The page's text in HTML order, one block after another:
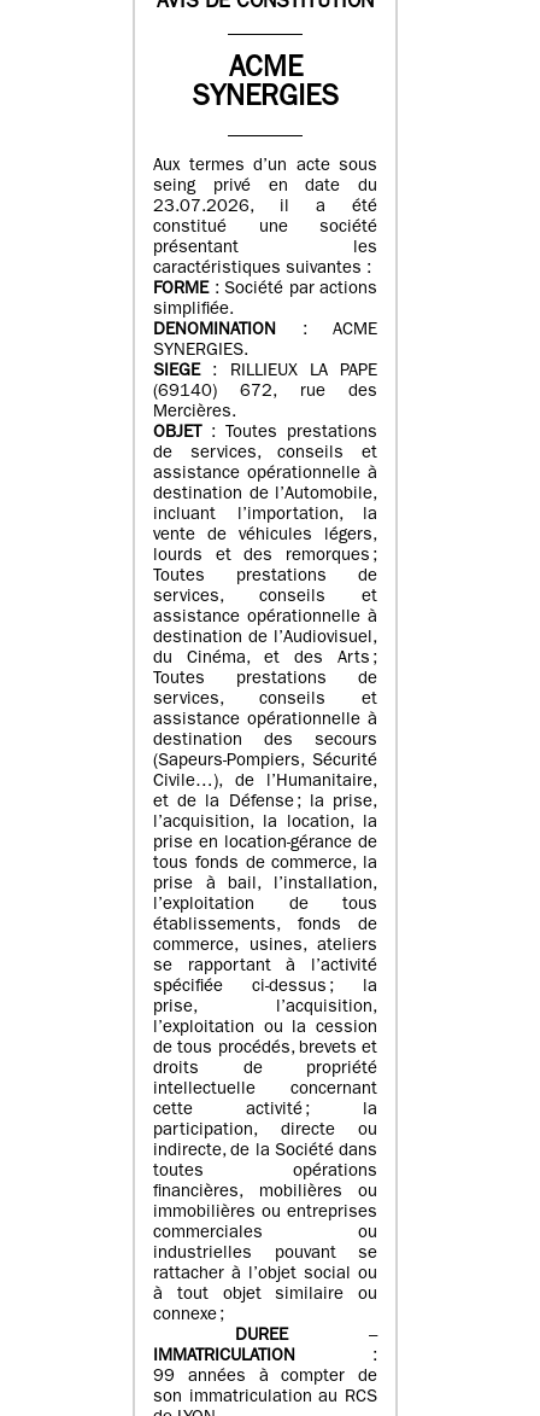
ACME
SYNERGIES
Aux termes d’un acte sous
seing privé en date du
23.07.2026, il a été
constitué une société
présentant les
caractéristiques suivantes :
FORME: Société par actions
simplifiée.
DENOMINATION : ACME
SYNERGIES.
SIEGE: RILLIEUX LA PAPE
(69140) 672, rue des
Mercières.
OBJET
: Toutes prestations
de services, conseils et
assistance opérationnelle à
destination de l’Automobile,
incluant l’importation, la
vente de véhicules légers,
lourds et des remorques ;
Toutes prestations de
services, conseils et
assistance opérationnelle à
destination de l’Audiovisuel,
du Cinéma, et des Arts ;
Toutes prestations de
services, conseils et
assistance opérationnelle à
destination des secours
(Sapeurs-Pompiers, Sécurité
Civile…), de l’Humanitaire,
et de la Défense ; la prise,
l’acquisition, la location, la
prise en location-gérance de
tous fonds de commerce, la
prise à bail, l’installation,
l’exploitation de tous
établissements, fonds de
commerce, usines, ateliers
se rapportant à l’activité
spécifiée ci-dessus ; la
prise, l’acquisition,
l’exploitation ou la cession
de tous procédés, brevets et
droits de propriété
intellectuelle concernant
cette activité ; la
participation, directe ou
indirecte, de la Société dans
toutes opérations
financières, mobilières ou
immobilières ou entreprises
commerciales ou
industrielles pouvant se
rattacher à l’objet social ou
à tout objet similaire ou
connexe ;
DUREE–
IMMATRICULATION :
99 années à compter de
son immatriculation au RCS